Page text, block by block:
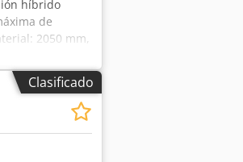
híbrido
de
2050 mm,
la placa: 10
peso:
así como una
de señales de
Clasificado